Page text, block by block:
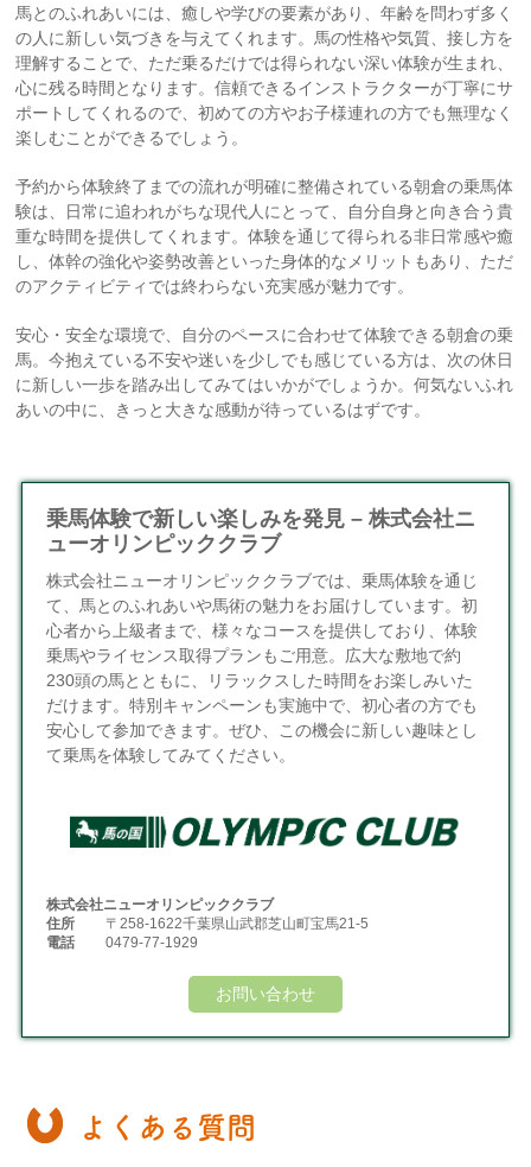
馬とのふれあいには、癒しや学びの要素があり、年齢を問わず多く
の人に新しい気づきを与えてくれます。馬の性格や気質、接し方を
理解することで、ただ乗るだけでは得られない深い体験が生まれ、
心に残る時間となります。信頼できるインストラクターが丁寧にサ
ポートしてくれるので、初めての方やお子様連れの方でも無理なく
楽しむことができるでしょう。
予約から体験終了までの流れが明確に整備されている朝倉の乗馬体
験は、日常に追われがちな現代人にとって、自分自身と向き合う貴
重な時間を提供してくれます。体験を通じて得られる非日常感や癒
し、体幹の強化や姿勢改善といった身体的なメリットもあり、ただ
のアクティビティでは終わらない充実感が魅力です。
安心・安全な環境で、自分のペースに合わせて体験できる朝倉の乗
馬。今抱えている不安や迷いを少しでも感じている方は、次の休日
に新しい一歩を踏み出してみてはいかがでしょうか。何気ないふれ
あいの中に、きっと大きな感動が待っているはずです。
乗馬体験で新しい楽しみを発見 – 株式会社ニ
ューオリンピッククラブ
株式会社ニューオリンピッククラブでは、乗馬体験を通じ
て、馬とのふれあいや馬術の魅力をお届けしています。初
心者から上級者まで、様々なコースを提供しており、体験
乗馬やライセンス取得プランもご用意。広大な敷地で約
230頭の馬とともに、リラックスした時間をお楽しみいた
だけます。特別キャンペーンも実施中で、初心者の方でも
安心して参加できます。ぜひ、この機会に新しい趣味とし
て乗馬を体験してみてください。
株式会社ニューオリンピッククラブ
住所
〒258-1622千葉県山武郡芝山町宝馬21-5
電話
0479-77-1929
お問い合わせ
よくある質問